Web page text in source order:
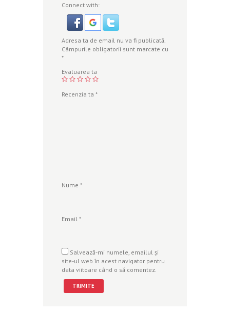
Connect with:
Adresa ta de email nu va fi publicată.
Câmpurile obligatorii sunt marcate cu
*
Evaluarea ta
Recenzia ta *
Nume *
Email *
Salvează-mi numele, emailul și
site-ul web în acest navigator pentru
data viitoare când o să comentez.